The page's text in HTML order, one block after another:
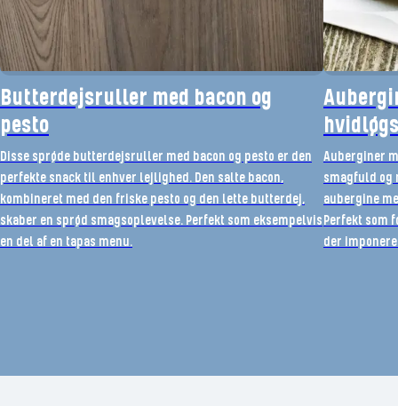
Butterdejsruller med bacon og
pesto
Disse sprøde butterdejsruller med bacon og pesto er den
perfekte snack til enhver lejlighed. Den salte bacon,
kombineret med den friske pesto og den lette butterdej,
skaber en sprød smagsoplevelse. Perfekt som eksempelvis
en del af en tapas menu.
Auberginer
smagfuld og
aubergine
Perfekt som
der